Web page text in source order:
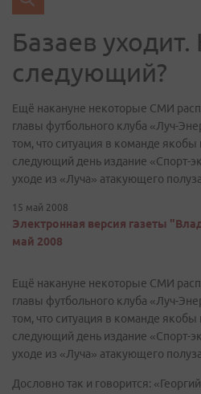
Базаев уходит.
следующий?
Ещё накануне некоторые СМИ
главы футбольного клуба «Луч-
том, что ситуация в команде
следующий день издание «Спорт-
уходе из «Луча» атакующего
15 май 2008
Электронная версия газеты
май 2008
Ещё накануне некоторые СМИ
главы футбольного клуба «Луч-
том, что ситуация в команде
следующий день издание «Спорт-
уходе из «Луча» атакующего
Дословно так и говорится: